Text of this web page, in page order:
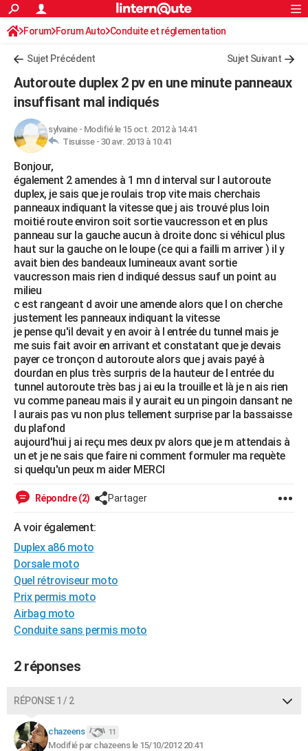
ACTUALITÉS
Politique
Société
Faits Divers
Education
Monde
Villes
+
Programme TV
TNTStreaming
Cinéma
Sorties cinéma
Musique
+FINANCE
Retraite
Impôts
Epargne
Immobilier
Risques naturels par ville
Banque
Assurance
Crédit
AUTO
Essais
Réserver un essai
Citadines
Berlines
SUV
Forum auto
HIGH-TECH
Mobiles
Meilleur smartphone
Internet
Ordinateurs
Jeux vidéo
Guide high-tech
+BRICOLAGE
Forum
Aménagement intérieur
Extérieur
Cuisine
Salle de bains
Jardinage
Rangement
WEEK-END
Guides de France
Escapades
Patrimoine
Expositions
Musées
Week-end nature
LIFESTYLE
Art de vivre
Bien-être
Loisirs
Mode
Modes de vie
SANTE
Alimentation
Guide de la santé
Maladies
Médicaments
Sommeil
VOYAGE
Destinations
City break
Voyage nature
Voyage de noces
Forum
Climat
+PHOTO
GUIDES D'ACHAT
BONS PLANS
CARTE DE VOEUX
Carte de Noël
Carte Bonne année
Carte Saint-Valentin
Carte Pâques
Carte d'anniversaire
DICTIONNAIRE
Dictionnaire
Biographies
Citations
Expressions
Proverbes
PROGRAMME TV
COPAINS D'AVANT
AVIS DE DÉCÈS
FORUM
S'inscrire
Connexion
Forum Forum Auto Conduite et réglementation
Radars et permis
Sujet Précédent Sujet Suivant
Autoroute duplex 2 pv en une minute panneaux
insuffisant mal indiqués
sylvaine- Modifié le 15 oct. 2012 à 14:41
Tisuisse - 30 avr. 2013 à 10:41
Bonjour,
également 2 amendes à 1 mn d interval sur l autoroute
duplex, je sais que je roulais trop vite mais cherchais
panneaux indiquant la vitesse que j ais trouvé plus loin
moitié route environ soit sortie vaucresson et en plus
panneau sur la gauche aucun à droite donc si véhicul plus
haut sur la gauche on le loupe (ce qui a failli m arriver ) il y
avait bien des bandeaux lumineaux avant sortie
vaucresson mais rien d indiqué dessus sauf un point au
milieu
c est rangeant d avoir une amende alors que l on cherche
justement les panneaux indiquant la vitesse
je pense qu'il devait y en avoir à l entrée du tunnel mais je
me suis fait avoir en arrivant et constatant que je devais
payer ce tronçon d autoroute alors que j avais payé à
dourdan en plus très surpris de la hauteur de l entrée du
tunnel autoroute très bas j ai eu la trouille et là je n ais rien
vu comme paneau mais il y aurait eu un pingoin dansant ne
l aurais pas vu non plus tellement surprise par la bassaisse
du plafond
aujourd'hui j ai reçu mes deux pv alors que je m attendais à
un et je ne sais que faire ni comment formuler ma requète
si quelqu'un peux m aider MERCI
Répondre (2) Partager
A voir également:
Duplex a86 moto
Dorsale moto
Quel rétroviseur moto
Prix permis moto
Airbag moto
Conduite sans permis moto
2 réponses
RÉPONSE 1 / 2
chazeens 11
Modifié par chazeens le 15/10/2012 20:41